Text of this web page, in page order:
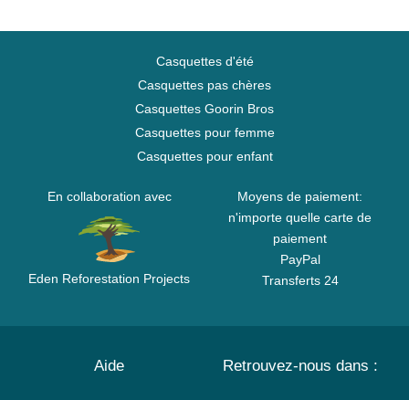
Casquettes d'été
Casquettes pas chères
Casquettes Goorin Bros
Casquettes pour femme
Casquettes pour enfant
En collaboration avec
Eden Reforestation Projects
Moyens de paiement:
n'importe quelle carte de
paiement
PayPal
Transferts 24
Aide Retrouvez-nous dans :